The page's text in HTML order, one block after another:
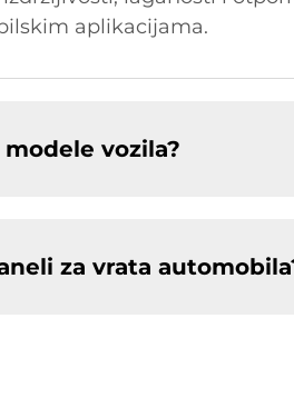
aplikacijama.
vozila?
za vrata